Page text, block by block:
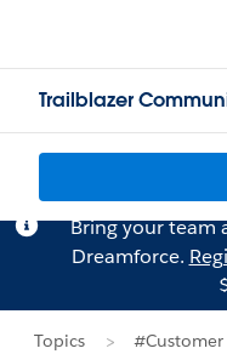
Trailblazer
Bring your team
Dreamforce.
Topics
#Customer